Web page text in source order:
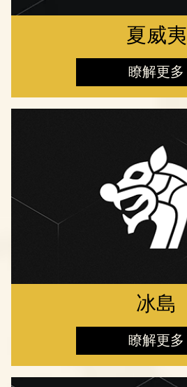
夏威夷
瞭解更多
冰島
瞭解更多